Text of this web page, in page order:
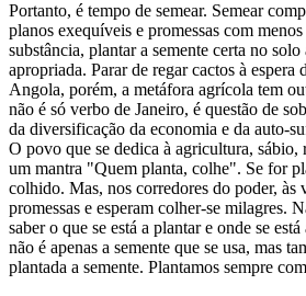
Portanto, é tempo de semear. Semear
planos exequíveis e promessas com
substância, plantar a semente certa no
apropriada. Parar de regar cactos à espera
Angola, porém, a metáfora agrícola tem
não é só verbo de Janeiro, é questão de
da diversificação da economia e da auto-
O povo que se dedica à agricultura,
um mantra "Quem planta, colhe". Se for
colhido. Mas, nos corredores do poder, às
promessas e esperam colher-se milagres.
saber o que se está a plantar e onde se
não é apenas a semente que se usa, mas
plantada a semente. Plantamos sempre